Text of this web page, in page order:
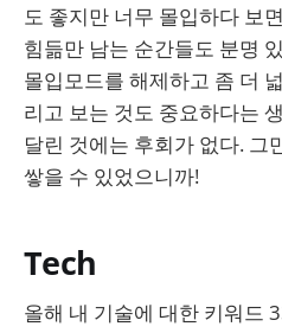
도 좋지만 너무 몰입하다 보
힘듦만 남는 순간들도 분명
몰입모드를 해제하고 좀 더
리고 보는 것도 중요하다는
달린 것에는 후회가 없다. 그
쌓을 수 있었으니까!
Tech
올해 내 기술에 대한 키워드